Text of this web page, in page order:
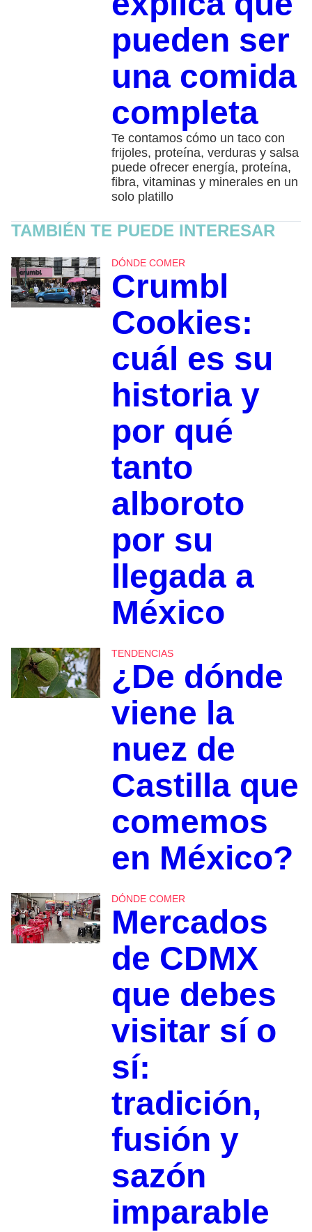
pueden ser
una comida
completa
Te contamos cómo un taco con
frijoles, proteína, verduras y salsa
puede ofrecer energía, proteína,
fibra, vitaminas y minerales en un
solo platillo
TAMBIÉN TE PUEDE INTERESAR
DÓNDE COMER
Crumbl
Cookies:
cuál es su
historia y
por qué
tanto
alboroto
por su
llegada a
México
TENDENCIAS
¿De dónde
viene la
nuez de
Castilla que
comemos
en México?
DÓNDE COMER
Mercados
de CDMX
que debes
visitar sí o
sí:
tradición,
fusión y
sazón
imparable